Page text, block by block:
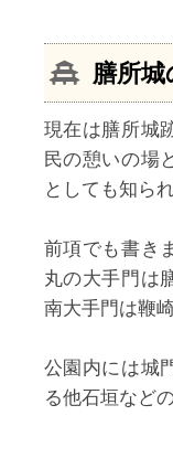
膳所城
現在は膳所城
民の憩いの場
としても知ら
前項でも書き
丸の大手門は
南大手門は鞭
公園内には城
る他石垣など